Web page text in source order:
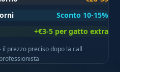
Sconto 10-15%
+€3-5 per gatto extra
prezzo preciso dopo la call